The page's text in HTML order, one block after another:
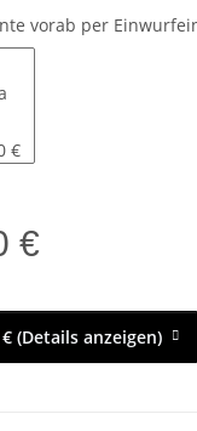
vorab per
€
€
(Details anzeigen)